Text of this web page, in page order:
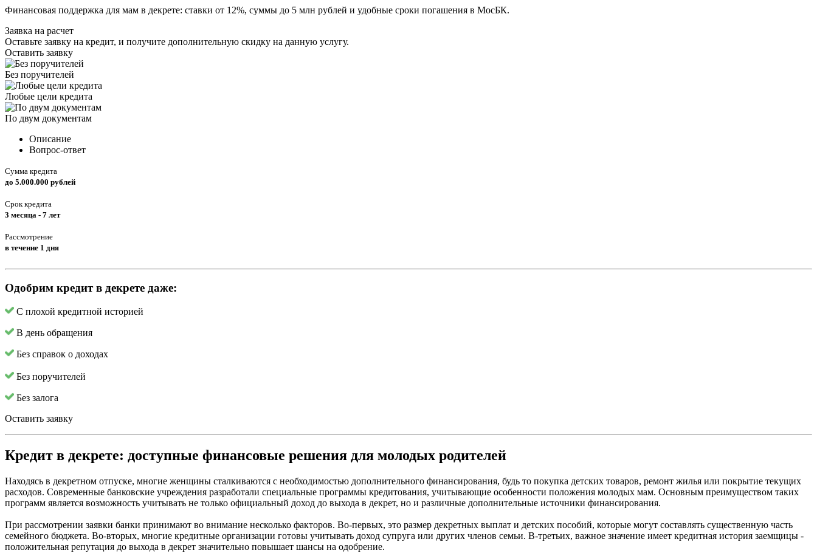
Финансовая поддержка для мам в декрете: ставки от 12%, суммы до 5 млн рублей и удобные сроки погашения в МосБК.
Заявка на расчет
Оставьте заявку на кредит, и получите дополнительную скидку на данную услугу.
Оставить заявку
Без поручителей
Любые цели кредита
По двум документам
Описание
Вопрос-ответ
Сумма кредита
до 5.000.000 рублей
Срок кредита
3 месяца - 7 лет
Рассмотрение
в течение 1 дня
Одобрим кредит в декрете даже:
С плохой кредитной историей
В день обращения
Без справок о доходах
Без поручителей
Без залога
Оставить заявку
Кредит в декрете: доступные финансовые решения для молодых родителей
Находясь в декретном отпуске, многие женщины сталкиваются с необходимостью дополнительного финансирования, будь то покупка детских товаров, ремонт жилья или покрытие текущих
расходов. Современные банковские учреждения разработали специальные программы кредитования, учитывающие особенности положения молодых мам. Основным преимуществом таких
программ является возможность учитывать не только официальный доход до выхода в декрет, но и различные дополнительные источники финансирования.
При рассмотрении заявки банки принимают во внимание несколько факторов. Во-первых, это размер декретных выплат и детских пособий, которые могут составлять существенную часть
семейного бюджета. Во-вторых, многие кредитные организации готовы учитывать доход супруга или других членов семьи. В-третьих, важное значение имеет кредитная история заемщицы -
положительная репутация до выхода в декрет значительно повышает шансы на одобрение.